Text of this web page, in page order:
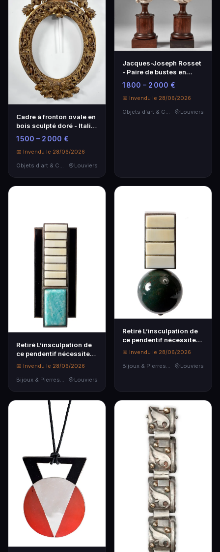
Cadre à fronton ovale en
bois sculpté doré - Italie
1700
1 500 – 2 000 €
📅 Invendu le 28/06/2026
Objets d'art & Curiosités
Louviers
Jacques-Joseph Rosset
- Paire de bustes en
marbre jurassique de
Voltaire et Diderot
1 800 – 2 000 €
📅 Invendu le 28/06/2026
Objets d'art & Curiosités
Louviers
Retiré L’insculpation de
ce pendentif nécessite
des vérifications
conséquence il sera
📅 Invendu le 28/06/2026
Bijoux & Pierres Précieuses
Louviers
Retiré L’insculpation de
ce pendentif nécessite
des vérifications
conséquence il sera
📅 Invendu le 28/06/2026
Bijoux & Pierres Précieuses
Louviers